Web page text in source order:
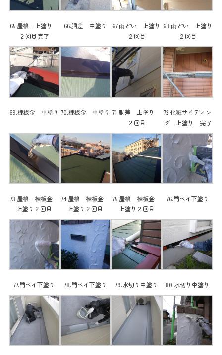
65.屋根 上塗り
２回目完了
66.胴差 中塗り
67.雨どい 上塗り
２回目
68.雨どい 上塗り
２回目
69.棟板金 中塗り 70.棟板金 中塗り 71.胴差 上塗り
２回目
72.化粧サイディン
グ 上塗り 完了
73.屋根 棟板金
上塗り２回目
74.屋根 棟板金
上塗り２回目
75.屋根 棟板金
上塗り２回目
76.門ペイ下塗り
77.門ペイ下塗り 78.門ペイ下塗り 79.水切り中塗り 80.水切り中塗り